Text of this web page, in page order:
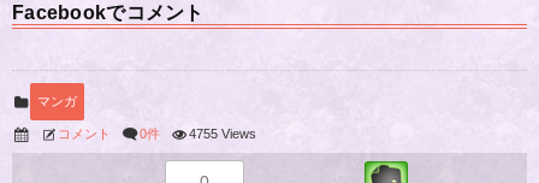
Facebookでコメント
マンガ
コメント 0件 4755 Views